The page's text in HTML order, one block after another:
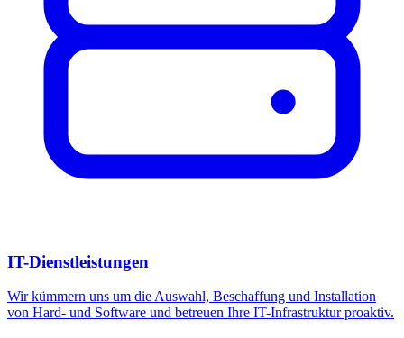
IT-Dienstleistungen
Wir kümmern uns um die Auswahl, Beschaffung und Installation
von Hard- und Software und betreuen Ihre IT-Infrastruktur proaktiv.